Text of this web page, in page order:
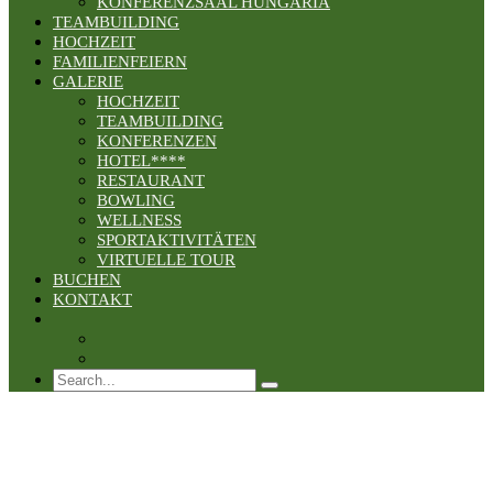
TEAMBUILDING
HOCHZEIT
FAMILIENFEIERN
GALERIE
HOCHZEIT
TEAMBUILDING
KONFERENZEN
HOTEL****
RESTAURANT
BOWLING
WELLNESS
SPORTAKTIVITÄTEN
VIRTUELLE TOUR
BUCHEN
KONTAKT